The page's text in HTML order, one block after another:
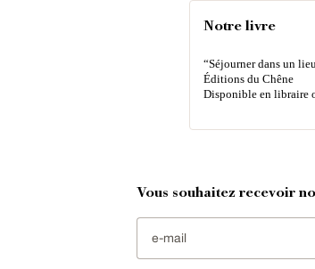
Notre livre
“Séjourner dans un
Éditions du Chêne
Disponible en libraire
Vous souhaitez recevoir